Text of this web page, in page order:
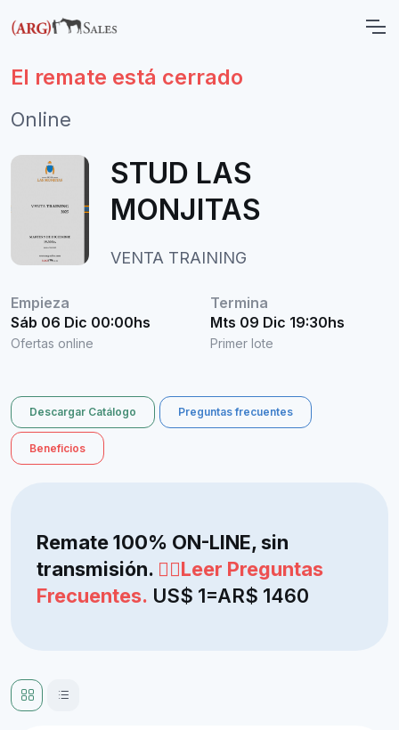
El remate está cerrado
Online
STUD LAS
MONJITAS
VENTA TRAINING
Empieza
Sáb 06 Dic 00:00hs
Ofertas online
Termina
Mts 09 Dic 19:30hs
Primer lote
Descargar Catálogo Preguntas frecuentes
Beneficios
Remate 100% ON-LINE, sin
transmisión. 👆🏻Leer Preguntas
Frecuentes. US$ 1=AR$ 1460